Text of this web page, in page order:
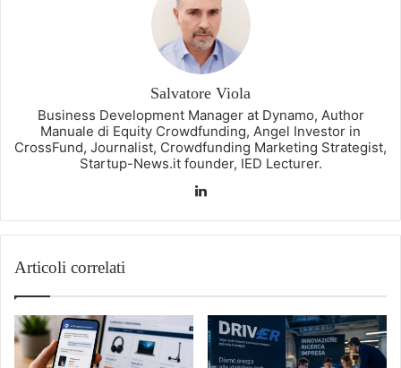
Salvatore Viola
Business Development Manager at Dynamo, Author
Manuale di Equity Crowdfunding, Angel Investor in
CrossFund, Journalist, Crowdfunding Marketing Strategist,
Startup-News.it founder, IED Lecturer.
Articoli correlati